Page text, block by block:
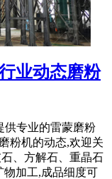
业动态磨粉
供专业的雷蒙磨粉
粉机的动态,欢迎关
、方解石、重晶石
物加工,成品细度可